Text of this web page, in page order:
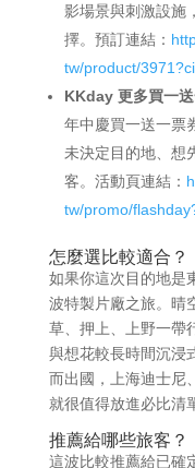
影場景與刺激設施
擇。預訂連結：
tw/product/
KKday 更多買一
年中慶買一送一票
未決定目的地、想
客。活動頁連結：
tw/promo/
怎麼選比較適合？
如果你這次目的地是
波特製片廠之旅。晴
草、押上、上野一帶
與想花較長時間沉浸
而出國，上海迪士尼
就很值得放進必比清
推薦給哪些旅客？
這波比較推薦給已確